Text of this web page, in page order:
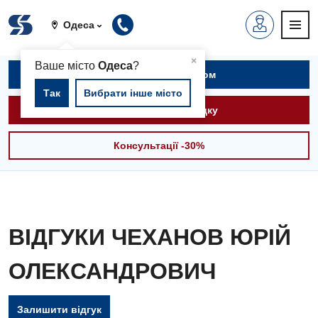
Одеса
×
Ваше містоОдеса?
Так Вибрати інше місто
Вакансії
Записатися на прийом
Викликати швидку
Консультації -30%
ВІДГУКИ ЧЕХАНОВ ЮРІЙ
ОЛЕКСАНДРОВИЧ
Залишити відгук